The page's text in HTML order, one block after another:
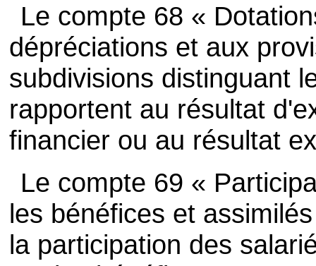
Le compte 68 «
dépréciations et aux
subdivisions distinguant
rapportent au résultat
financier ou au résultat
Le compte 69 «
les bénéfices et
la participation des